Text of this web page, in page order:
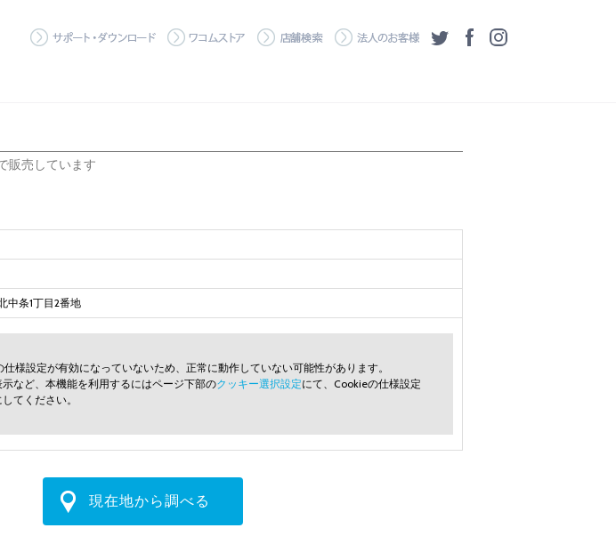
サポート・ダウンロード
ワコムストア 店舗検索 法人のお客様
ツイッターフェイスブック
販売しています
中条1丁目2番地
仕様設定が有効になっていないため、正常に動作していない可能性があります。
など、本機能を利用するにはページ下部のクッキー選択設定にて、Cookieの仕様設定
てください。
現在地から調べる